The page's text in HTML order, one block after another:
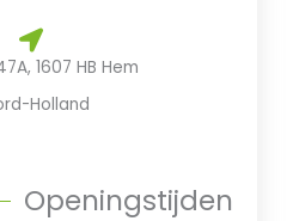
1607 HB Hem
Holland
Openingstijden